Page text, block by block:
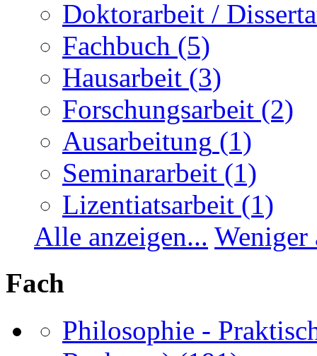
Doktorarbeit /
Fachbuch (5)
Hausarbeit (3)
Forschungsarbeit (2)
Ausarbeitung (1)
Seminararbeit (1)
Lizentiatsarbeit (1)
Alle anzeigen... Weniger
Fach
Philosophie -